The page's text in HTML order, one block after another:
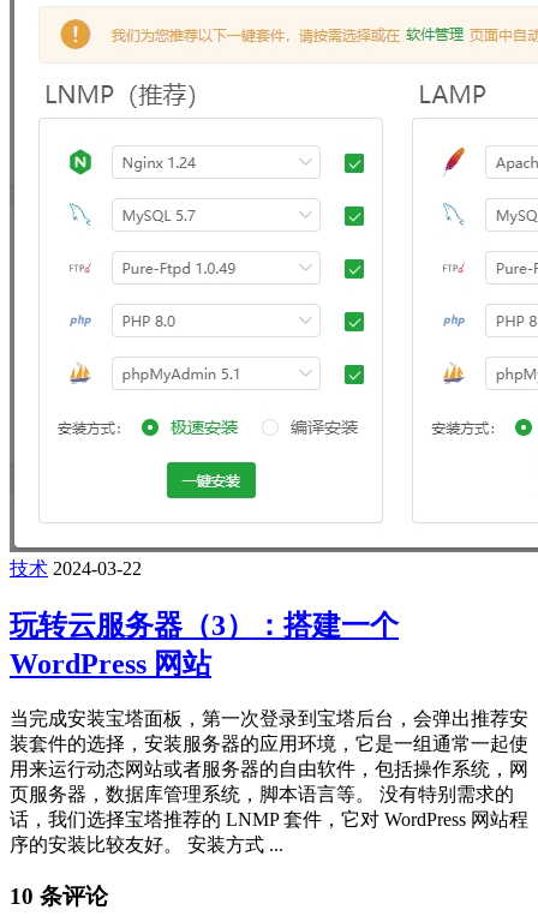
技术 2024-03-22
玩转云服务器（3）：搭建一个
WordPress 网站
当完成安装宝塔面板，第一次登录到宝塔后台，会弹出推荐安
装套件的选择，安装服务器的应用环境，它是一组通常一起使
用来运行动态网站或者服务器的自由软件，包括操作系统，网
页服务器，数据库管理系统，脚本语言等。 没有特别需求的
话，我们选择宝塔推荐的 LNMP 套件，它对 WordPress 网站程
序的安装比较友好。 安装方式 ...
10 条评论